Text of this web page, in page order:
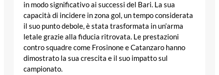
in modo significativo ai successi del Bari. La sua
capacità di incidere in zona gol, un tempo considerata
il suo punto debole, è stata trasformata in un’arma
letale grazie alla fiducia ritrovata. Le prestazioni
contro squadre come Frosinone e Catanzaro hanno
dimostrato la sua crescita e il suo impatto sul
campionato.